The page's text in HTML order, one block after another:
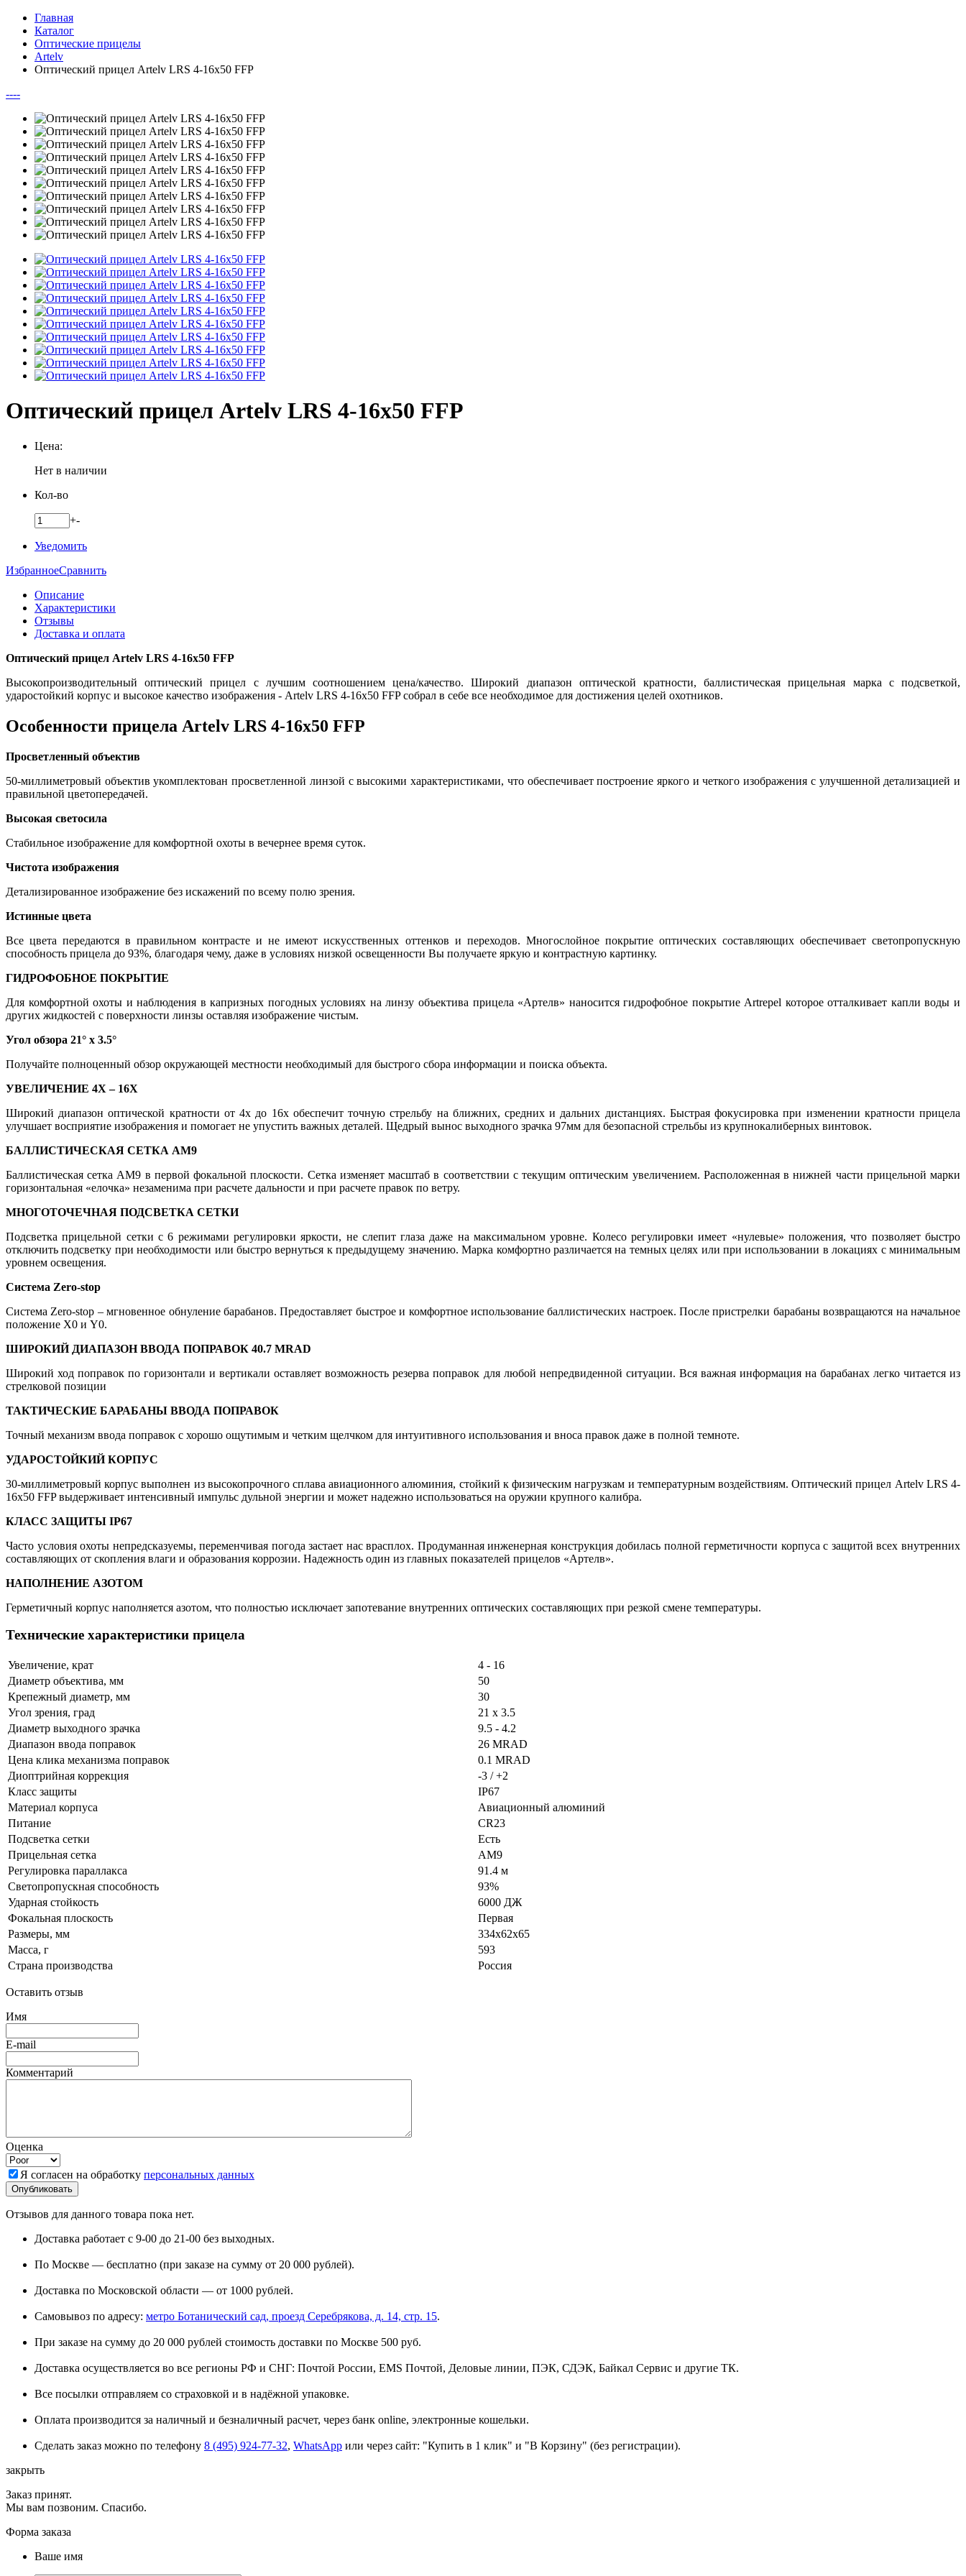
Главная
Каталог
Оптические прицелы
Artelv
Оптический прицел Artelv LRS 4-16x50 FFP
----
Оптический прицел Artelv LRS 4-16x50 FFP
Цена:
Нет в наличии
Кол-во
+-
Уведомить
ИзбранноеСравнить
Описание
Характеристики
Отзывы
Доставка и оплата
Оптический прицел Artelv LRS 4-16x50 FFP
Высокопроизводительный оптический прицел с лучшим соотношением цена/качество. Широкий диапазон оптической кратности, баллистическая прицельная марка с подсветкой,
ударостойкий корпус и высокое качество изображения - Artelv LRS 4-16x50 FFP собрал в себе все необходимое для достижения целей охотников.
Особенности прицела Artelv LRS 4-16x50 FFP
Просветленный объектив
50-миллиметровый объектив укомплектован просветленной линзой с высокими характеристиками, что обеспечивает построение яркого и четкого изображения с улучшенной детализацией и
правильной цветопередачей.
Высокая светосила
Стабильное изображение для комфортной охоты в вечернее время суток.
Чистота изображения
Детализированное изображение без искажений по всему полю зрения.
Истинные цвета
Все цвета передаются в правильном контрасте и не имеют искусственных оттенков и переходов. Многослойное покрытие оптических составляющих обеспечивает светопропускную
способность прицела до 93%, благодаря чему, даже в условиях низкой освещенности Вы получаете яркую и контрастную картинку.
ГИДРОФОБНОЕ ПОКРЫТИЕ
Для комфортной охоты и наблюдения в капризных погодных условиях на линзу объектива прицела «Артелв» наносится гидрофобное покрытие Artrepel которое отталкивает капли воды и
других жидкостей с поверхности линзы оставляя изображение чистым.
Угол обзора 21° x 3.5°
Получайте полноценный обзор окружающей местности необходимый для быстрого сбора информации и поиска объекта.
УВЕЛИЧЕНИЕ 4X – 16X
Широкий диапазон оптической кратности от 4х до 16х обеспечит точную стрельбу на ближних, средних и дальних дистанциях. Быстрая фокусировка при изменении кратности прицела
улучшает восприятие изображения и помогает не упустить важных деталей. Щедрый вынос выходного зрачка 97мм для безопасной стрельбы из крупнокалиберных винтовок.
БАЛЛИСТИЧЕСКАЯ СЕТКА AM9
Баллистическая сетка AM9 в первой фокальной плоскости. Сетка изменяет масштаб в соответствии с текущим оптическим увеличением. Расположенная в нижней части прицельной марки
горизонтальная «елочка» незаменима при расчете дальности и при расчете правок по ветру.
МНОГОТОЧЕЧНАЯ ПОДСВЕТКА СЕТКИ
Подсветка прицельной сетки с 6 режимами регулировки яркости, не слепит глаза даже на максимальном уровне. Колесо регулировки имеет «нулевые» положения, что позволяет быстро
отключить подсветку при необходимости или быстро вернуться к предыдущему значению. Марка комфортно различается на темных целях или при использовании в локациях с минимальным
уровнем освещения.
Система Zero-stop
Система Zero-stop – мгновенное обнуление барабанов. Предоставляет быстрое и комфортное использование баллистических настроек. После пристрелки барабаны возвращаются на начальное
положение X0 и Y0.
ШИРОКИЙ ДИАПАЗОН ВВОДА ПОПРАВОК 40.7 MRAD
Широкий ход поправок по горизонтали и вертикали оставляет возможность резерва поправок для любой непредвиденной ситуации. Вся важная информация на барабанах легко читается из
стрелковой позиции
ТАКТИЧЕСКИЕ БАРАБАНЫ ВВОДА ПОПРАВОК
Точный механизм ввода поправок с хорошо ощутимым и четким щелчком для интуитивного использования и вноса правок даже в полной темноте.
УДАРОСТОЙКИЙ КОРПУС
30-миллиметровый корпус выполнен из высокопрочного сплава авиационного алюминия, стойкий к физическим нагрузкам и температурным воздействиям. Оптический прицел Artelv LRS 4-
16x50 FFP выдерживает интенсивный импульс дульной энергии и может надежно использоваться на оружии крупного калибра.
КЛАСС ЗАЩИТЫ IP67
Часто условия охоты непредсказуемы, переменчивая погода застает нас врасплох. Продуманная инженерная конструкция добилась полной герметичности корпуса с защитой всех внутренних
составляющих от скопления влаги и образования коррозии. Надежность один из главных показателей прицелов «Артелв».
НАПОЛНЕНИЕ АЗОТОМ
Герметичный корпус наполняется азотом, что полностью исключает запотевание внутренних оптических составляющих при резкой смене температуры.
Технические характеристики прицела
Увеличение, крат
4 - 16
Диаметр объектива, мм
50
Крепежный диаметр, мм
30
Угол зрения, град
21 x 3.5
Диаметр выходного зрачка
9.5 - 4.2
Диапазон ввода поправок
26 MRAD
Цена клика механизма поправок
0.1 MRAD
Диоптрийная коррекция
-3 / +2
Класс защиты
IP67
Материал корпуса
Авиационный алюминий
Питание
CR23
Подсветка сетки
Есть
Прицельная сетка
AM9
Регулировка параллакса
91.4 м
Светопропускная способность
93%
Ударная стойкость
6000 ДЖ
Фокальная плоскость
Первая
Размеры, мм
334x62x65
Масса, г
593
Страна производства
Россия
Оставить отзыв
Имя
E-mail
Комментарий
Оценка
Я согласен на обработку персональных данных
Отзывов для данного товара пока нет.
Доставка работает с 9-00 до 21-00 без выходных.
По Москве — бесплатно (при заказе на сумму от 20 000 рублей).
Доставка по Московской области — от 1000 рублей.
Самовывоз по адресу: метро Ботанический сад, проезд Серебрякова, д. 14, стр. 15.
При заказе на сумму до 20 000 рублей стоимость доставки по Москве 500 руб.
Доставка осуществляется во все регионы РФ и СНГ: Почтой России, EMS Почтой, Деловые линии, ПЭК, СДЭК, Байкал Сервис и другие ТК.
Все посылки отправляем со страховкой и в надёжной упаковке.
Оплата производится за наличный и безналичный расчет, через банк online, электронные кошельки.
Сделать заказ можно по телефону 8 (495) 924-77-32, WhatsApp или через сайт: "Купить в 1 клик" и "В Корзину" (без регистрации).
закрыть
Заказ принят.
Мы вам позвоним. Спасибо.
Форма заказа
Ваше имя